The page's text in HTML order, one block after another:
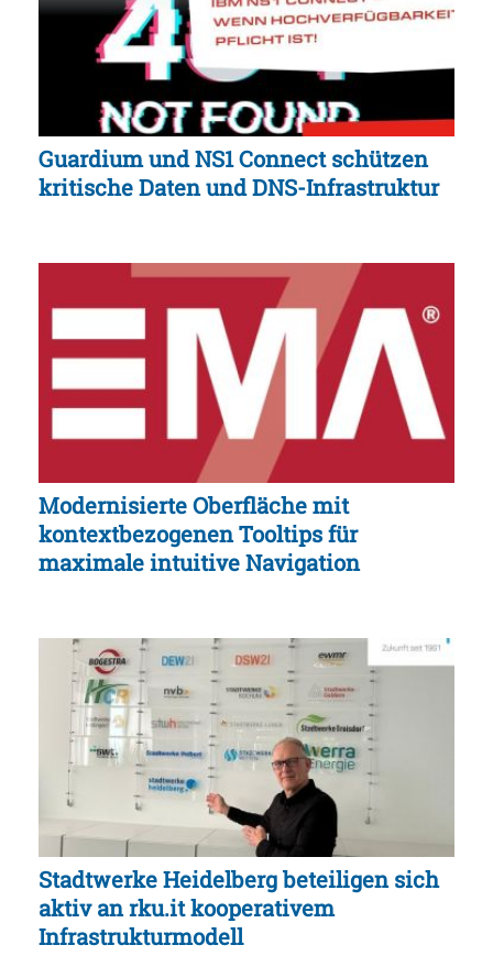
Guardium und NS1 Connect schützen
kritische Daten und DNS-Infrastruktur
Modernisierte Oberfläche mit
kontextbezogenen Tooltips für
maximale intuitive Navigation
Stadtwerke Heidelberg beteiligen sich
aktiv an rku.it kooperativem
Infrastrukturmodell